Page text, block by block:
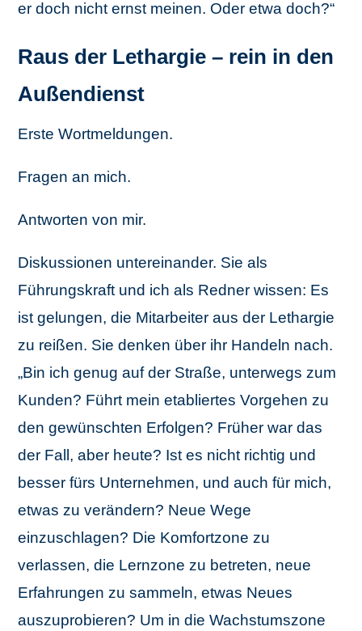
er doch nicht ernst meinen. Oder etwa doch?“
Raus der Lethargie – rein in den
Außendienst
Erste Wortmeldungen.
Fragen an mich.
Antworten von mir.
Diskussionen untereinander. Sie als
Führungskraft und ich als Redner wissen: Es
ist gelungen, die Mitarbeiter aus der Lethargie
zu reißen. Sie denken über ihr Handeln nach.
„Bin ich genug auf der Straße, unterwegs zum
Kunden? Führt mein etabliertes Vorgehen zu
den gewünschten Erfolgen? Früher war das
der Fall, aber heute? Ist es nicht richtig und
besser fürs Unternehmen, und auch für mich,
etwas zu verändern? Neue Wege
einzuschlagen? Die Komfortzone zu
verlassen, die Lernzone zu betreten, neue
Erfahrungen zu sammeln, etwas Neues
auszuprobieren? Um in die Wachstumszone